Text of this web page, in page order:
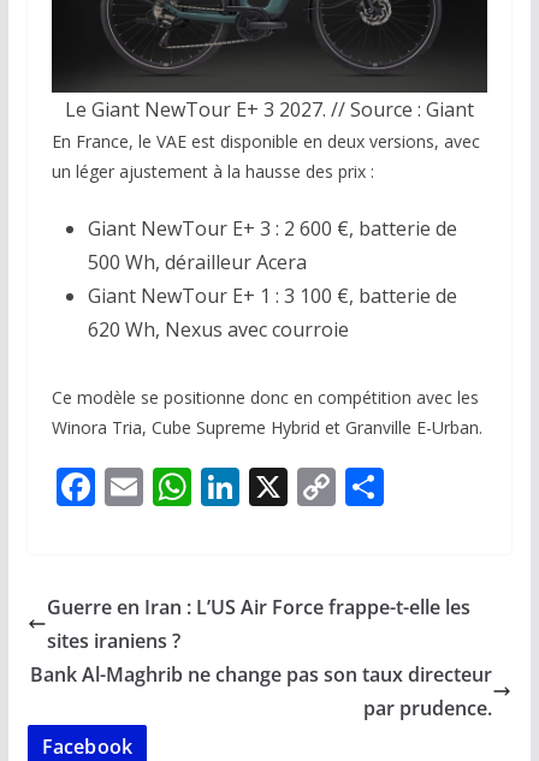
Le Giant NewTour E+ 3 2027. // Source : Giant
En France, le VAE est disponible en deux versions, avec
un léger ajustement à la hausse des prix :
Giant NewTour E+ 3 : 2 600 €, batterie de
500 Wh, dérailleur Acera
Giant NewTour E+ 1 : 3 100 €, batterie de
620 Wh, Nexus avec courroie
Ce modèle se positionne donc en compétition avec les
Winora Tria, Cube Supreme Hybrid et Granville E-Urban.
F
b
o
o
k
E
l
W
s
p
Li
e
n
X C
y
n
P
g
Guerre en Iran : L’US Air Force frappe-t-elle les
sites iraniens ?
Bank Al-Maghrib ne change pas son taux directeur
par prudence.
Facebook